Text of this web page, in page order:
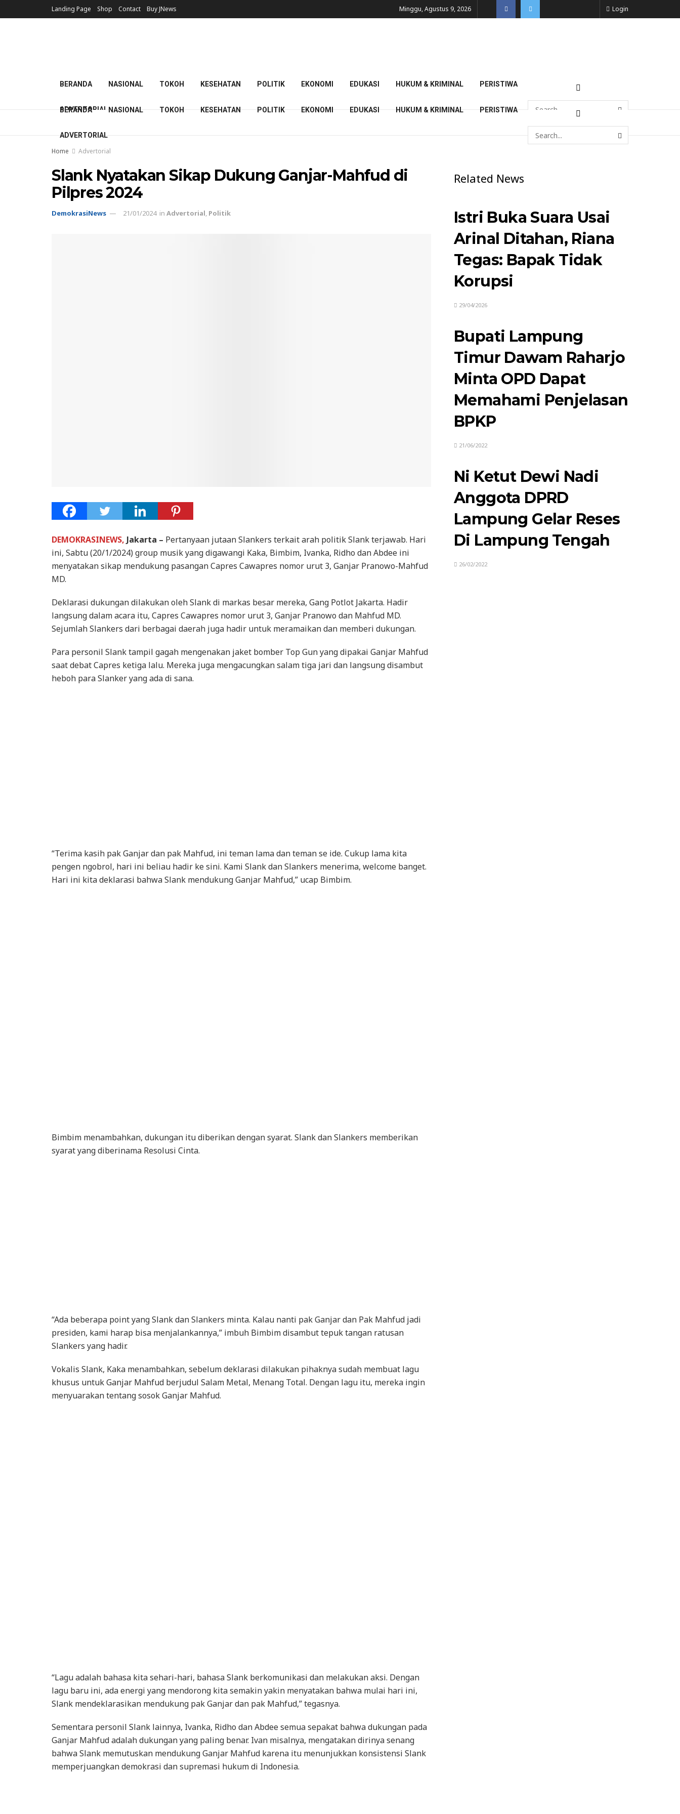
Landing Page Shop Contact Buy JNews Minggu, Agustus 9, 2026 Login
BERANDA NASIONAL TOKOH KESEHATAN POLITIK EKONOMI EDUKASI HUKUM & KRIMINAL PERISTIWA
ADVERTORIAL
BERANDA NASIONAL TOKOH KESEHATAN POLITIK EKONOMI EDUKASI HUKUM & KRIMINAL PERISTIWA
ADVERTORIAL
Home Advertorial
Slank Nyatakan Sikap Dukung Ganjar-Mahfud di
Pilpres 2024
DemokrasiNews 21/01/2024 in Advertorial, Politik
DEMOKRASINEWS, Jakarta – Pertanyaan jutaan Slankers terkait arah politik Slank terjawab. Hari
ini, Sabtu (20/1/2024) group musik yang digawangi Kaka, Bimbim, Ivanka, Ridho dan Abdee ini
menyatakan sikap mendukung pasangan Capres Cawapres nomor urut 3, Ganjar Pranowo-Mahfud
MD.
Deklarasi dukungan dilakukan oleh Slank di markas besar mereka, Gang Potlot Jakarta. Hadir
langsung dalam acara itu, Capres Cawapres nomor urut 3, Ganjar Pranowo dan Mahfud MD.
Sejumlah Slankers dari berbagai daerah juga hadir untuk meramaikan dan memberi dukungan.
Para personil Slank tampil gagah mengenakan jaket bomber Top Gun yang dipakai Ganjar Mahfud
saat debat Capres ketiga lalu. Mereka juga mengacungkan salam tiga jari dan langsung disambut
heboh para Slanker yang ada di sana.
“Terima kasih pak Ganjar dan pak Mahfud, ini teman lama dan teman se ide. Cukup lama kita
pengen ngobrol, hari ini beliau hadir ke sini. Kami Slank dan Slankers menerima, welcome banget.
Hari ini kita deklarasi bahwa Slank mendukung Ganjar Mahfud,” ucap Bimbim.
Bimbim menambahkan, dukungan itu diberikan dengan syarat. Slank dan Slankers memberikan
syarat yang diberinama Resolusi Cinta.
“Ada beberapa point yang Slank dan Slankers minta. Kalau nanti pak Ganjar dan Pak Mahfud jadi
presiden, kami harap bisa menjalankannya,” imbuh Bimbim disambut tepuk tangan ratusan
Slankers yang hadir.
Vokalis Slank, Kaka menambahkan, sebelum deklarasi dilakukan pihaknya sudah membuat lagu
khusus untuk Ganjar Mahfud berjudul Salam Metal, Menang Total. Dengan lagu itu, mereka ingin
menyuarakan tentang sosok Ganjar Mahfud.
“Lagu adalah bahasa kita sehari-hari, bahasa Slank berkomunikasi dan melakukan aksi. Dengan
lagu baru ini, ada energi yang mendorong kita semakin yakin menyatakan bahwa mulai hari ini,
Slank mendeklarasikan mendukung pak Ganjar dan pak Mahfud,” tegasnya.
Sementara personil Slank lainnya, Ivanka, Ridho dan Abdee semua sepakat bahwa dukungan pada
Ganjar Mahfud adalah dukungan yang paling benar. Ivan misalnya, mengatakan dirinya senang
bahwa Slank memutuskan mendukung Ganjar Mahfud karena itu menunjukkan konsistensi Slank
memperjuangkan demokrasi dan supremasi hukum di Indonesia.
Related News
Istri Buka Suara Usai
Arinal Ditahan, Riana
Tegas: Bapak Tidak
Korupsi
29/04/2026
Bupati Lampung
Timur Dawam Raharjo
Minta OPD Dapat
Memahami Penjelasan
BPKP
21/06/2022
Ni Ketut Dewi Nadi
Anggota DPRD
Lampung Gelar Reses
Di Lampung Tengah
26/02/2022